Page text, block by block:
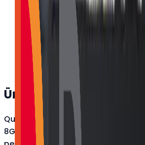
Marka
Quanmax
Model
Q Serisi
İşlemci
Bellek
8GB DDR4
Hard Disk
256GB NVMe SSD
Ürün Açıklaması
Quanmax Q Serisi Endüstriyel Box
8GB DDR4 RAM ve 256GB NVMe SSD